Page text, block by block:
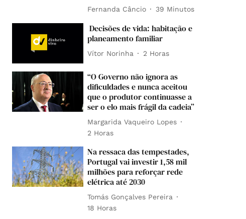
Fernanda Câncio 39 Minutos
Decisões de vida: habitação e
planeamento familiar
Vítor Norinha 2 Horas
“O Governo não ignora as
dificuldades e nunca aceitou
que o produtor continuasse a
ser o elo mais frágil da cadeia”
Margarida Vaqueiro Lopes
2 Horas
Na ressaca das tempestades,
Portugal vai investir 1,58 mil
milhões para reforçar rede
elétrica até 2030
Tomás Gonçalves Pereira
18 Horas